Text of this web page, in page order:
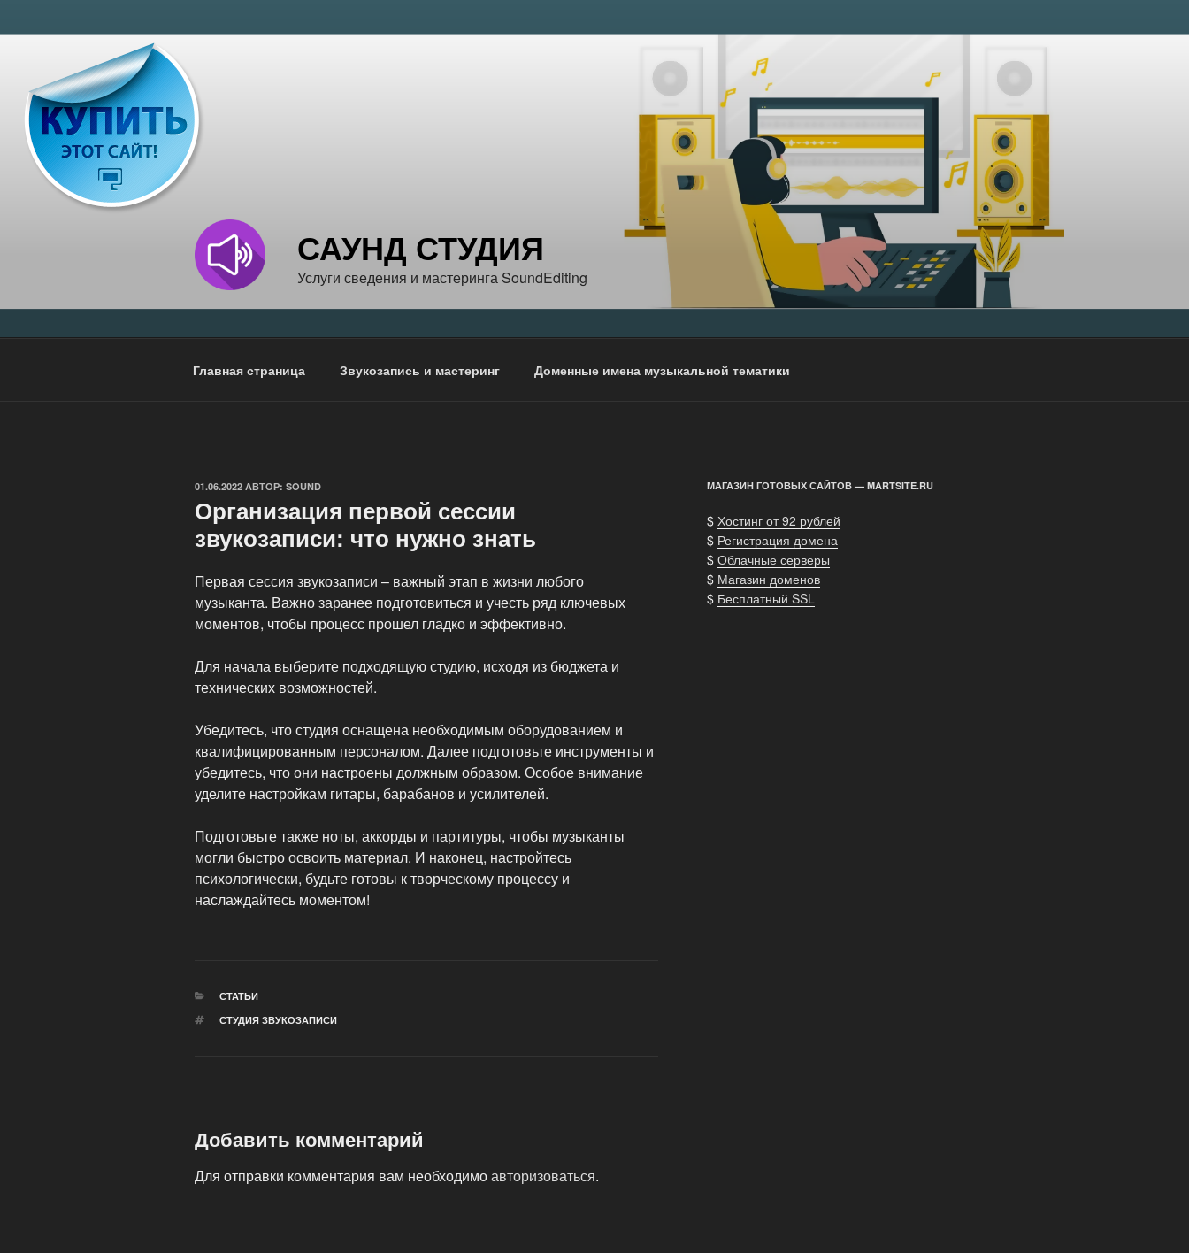
к
САУНД СТУДИЯ
Услуги сведения и мастеринга SoundEditing
Главная страница Звукозапись и мастеринг Доменные имена музыкальной тематики
ОПУБЛИКОВАНО
01.06.2022 АВТОР: SOUND
Организация первой сессии
звукозаписи: что нужно знать
Первая сессия звукозаписи – важный этап в жизни любого
музыканта. Важно заранее подготовиться и учесть ряд ключевых
моментов, чтобы процесс прошел гладко и эффективно.
Для начала выберите подходящую студию, исходя из бюджета и
технических возможностей.
Убедитесь, что студия оснащена необходимым оборудованием и
квалифицированным персоналом. Далее подготовьте инструменты и
убедитесь, что они настроены должным образом. Особое внимание
уделите настройкам гитары, барабанов и усилителей.
Подготовьте также ноты, аккорды и партитуры, чтобы музыканты
могли быстро освоить материал. И наконец, настройтесь
психологически, будьте готовы к творческому процессу и
наслаждайтесь моментом!
РУБРИКИ
СТАТЬИ
МЕТКИ
СТУДИЯ ЗВУКОЗАПИСИ
Добавить комментарий
Для отправки комментария вам необходимоавторизоваться.
МАГАЗИН ГОТОВЫХ САЙТОВ — MARTSITE.RU
$ Хостинг от 92 рублей
$ Регистрация домена
$ Облачные серверы
$ Магазин доменов
$ Бесплатный SSL